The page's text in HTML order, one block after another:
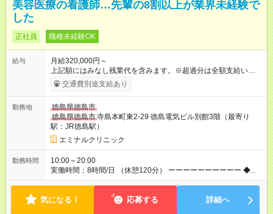
美容医療の看護師…先輩の8割以上が業界未経験で
した
正社員 職種未経験OK
給与
月給320,000円～
上記額にはみなし残業代を含みます。※超過分は全額支給いたし
ます。 みなし残業代 43,900円／月 みなし残業時間 23時間／月
【試用期間】試用期間あり 試用期間の長さ：6ヶ月 ※ 雇用形態
採用（契約社員） 給与：月給 300,000円 ～ 300,000円 上記額に
はみなし残業代を含みます。※超過分は全額支給いたします。
みなし残業代 40,800円／月 みなし残業時間 23時間／月
交通費別途支給あり
勤務地
徳島県徳島市
徳島県徳島市寺島本町東2-29 徳島電気ビル別館3階（最寄り
駅：JR徳島駅）
エミナルクリニック
勤務時間
10:00～20:00
実働時間：8時間/日 （休憩120分） ーーーーーーーーーー ◆残
業少なめ＆通勤も楽々◆ ーーーーーーーーーー 10時開院のた
できるため快適♪ ーーーーーーーーーー ◆夜勤はありません◆ ー
気になる！ 応募する 詳細へ